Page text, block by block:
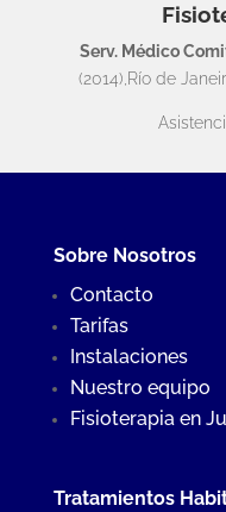
Serv. Médico
(2014),Río de
Sobre Nosotros
Contacto
Tarifas
Instalaciones
Nuestro equipo
Fisioterapia en
Tratamientos